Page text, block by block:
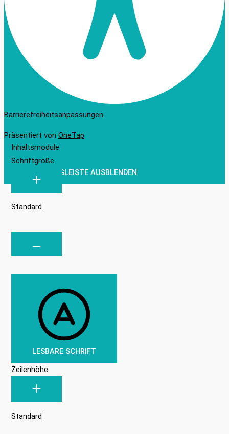
Barrierefreiheitsanpassungen
Präsentiert von OneTap
WERKZEUGLEISTE AUSBLENDEN
Inhaltsmodule
Schriftgröße
Standard
LESBARE SCHRIFT
Zeilenhöhe
Standard